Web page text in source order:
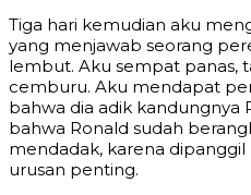
Tiga hari kemudian aku
yang menjawab seorang
lembut. Aku sempat panas,
cemburu. Aku mendapat
bahwa dia adik kandungnya
bahwa Ronald sudah
mendadak, karena
urusan penting.